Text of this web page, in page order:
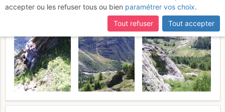
accepter ou les refuser tous ou bien paramétrer vos choix.
Tout refuser
Tout accepter